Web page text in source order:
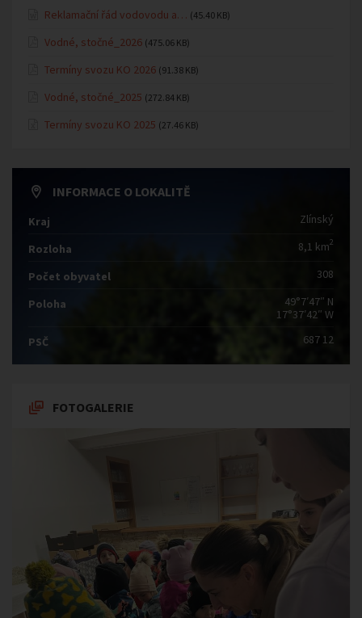
Reklamační řád vodovodu a… (45.40 KB)
Vodné, stočné_2026 (475.06 KB)
Termíny svozu KO 2026 (91.38 KB)
Vodné, stočné_2025 (272.84 KB)
Termíny svozu KO 2025 (27.46 KB)
INFORMACE O LOKALITĚ
Kraj Zlínský
Rozloha 8,1 km2
Počet obyvatel 308
Poloha
49°7′47″ N
17°37′42″ W
PSČ
687 12
FOTOGALERIE